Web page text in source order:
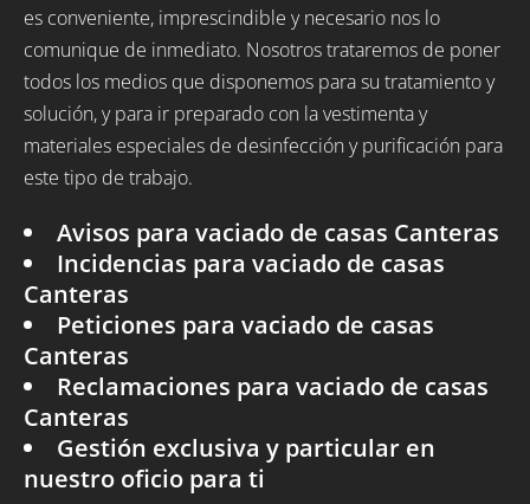
es conveniente, imprescindible y necesario nos lo
comunique de inmediato. Nosotros trataremos de poner
todos los medios que disponemos para su tratamiento y
solución, y para ir preparado con la vestimenta y
materiales especiales de desinfección y purificación para
este tipo de trabajo.
Avisos para vaciado de casas Canteras
Incidencias para vaciado de casas
Canteras
Peticiones para vaciado de casas
Canteras
Reclamaciones para vaciado de casas
Canteras
Gestión exclusiva y particular en
nuestro oficio para ti